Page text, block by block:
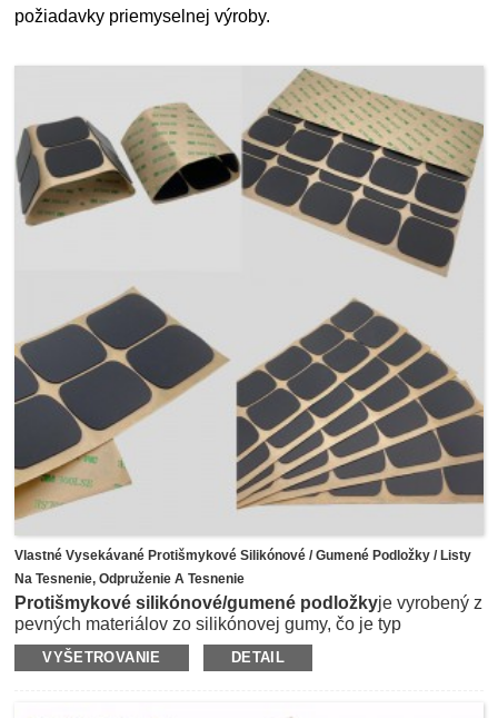
požiadavky priemyselnej výroby.
Vlastné Vysekávané Protišmykové Silikónové / Gumené Podložky / Listy
Na Tesnenie, Odpruženie A Tesnenie
Protišmykové silikónové/gumené podložkyje vyrobený z
pevných materiálov zo silikónovej gumy, čo je typ
všestranného materiálu, ktorý poskytuje mnoho vlastností,
ako je protišmyk, odolnosť proti opotrebovaniu,
VYŠETROVANIE DETAIL